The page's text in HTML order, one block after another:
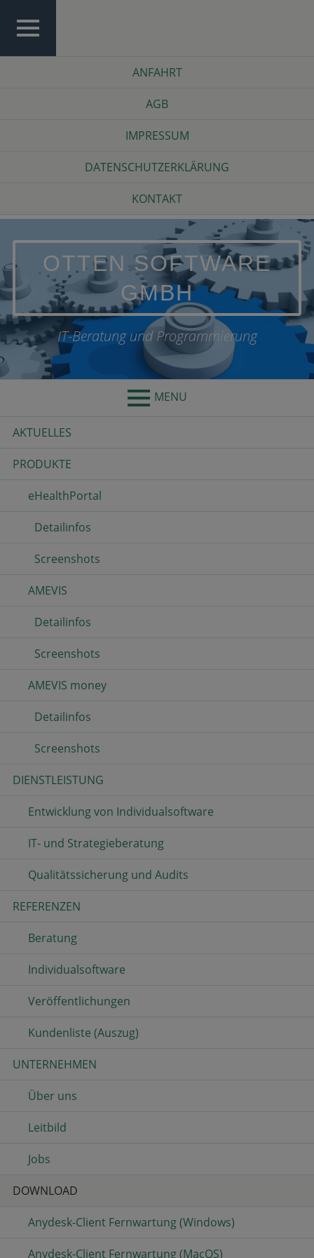
content
ANFAHRT
AGB
IMPRESSUM
DATENSCHUTZERKLÄRUNG
KONTAKT
OTTEN SOFTWARE
GMBH
IT-Beratung und Programmierung
MENU
Primary
Menu
AKTUELLES
PRODUKTE
eHealthPortal
Detailinfos
Screenshots
AMEVIS
Detailinfos
Screenshots
AMEVIS money
Detailinfos
Screenshots
DIENSTLEISTUNG
Entwicklung von Individualsoftware
IT- und Strategieberatung
Qualitätssicherung und Audits
REFERENZEN
Beratung
Individualsoftware
Veröffentlichungen
Kundenliste (Auszug)
UNTERNEHMEN
Über uns
Leitbild
Jobs
DOWNLOAD
Anydesk-Client Fernwartung (Windows)
Anydesk-Client Fernwartung (MacOS)